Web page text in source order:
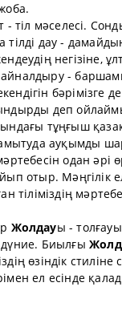
- тіл мәселесі.
дау -
негізіне,
-
бәрімізге
деп
тұңғыш
ауқымды
одан әрі
отыр. Мәңгілік
тіліміздің
Жолдауы -
Биылғы
өзіндік стиліне
ел есінде